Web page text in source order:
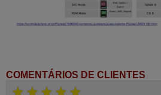
COMENTÁRIOS DE CLIENTES